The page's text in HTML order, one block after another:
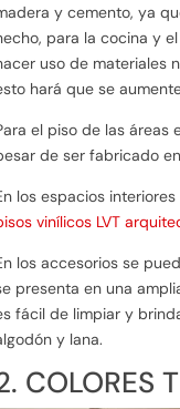
y cemento, ya
para la cocina y
uso de materiales
hará que se
el piso de las áreas
de ser fabricado
los espacios
vinílicos LVT
los accesorios se
presenta en una
fácil de limpiar y
y lana.
COLORES